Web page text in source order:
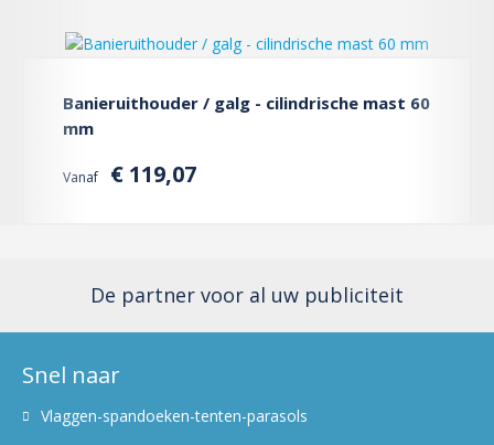
Banieruithouder / galg - cilindrische mast 60
mm
Vanaf € 119,07
De partner voor al uw publiciteit
Snel naar
Vlaggen-spandoeken-tenten-parasols